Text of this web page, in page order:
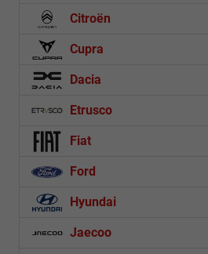
Citroën
Cupra
Dacia
Etrusco
Fiat
Ford
Hyundai
Jaecoo